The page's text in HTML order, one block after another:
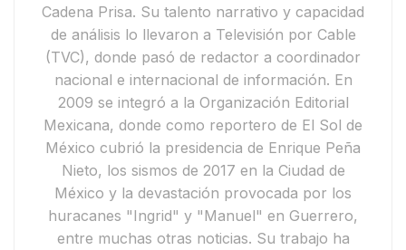
Cadena Prisa. Su talento narrativo y capacidad
de análisis lo llevaron a Televisión por Cable
(TVC), donde pasó de redactor a coordinador
nacional e internacional de información. En
2009 se integró a la Organización Editorial
Mexicana, donde como reportero de El Sol de
México cubrió la presidencia de Enrique Peña
Nieto, los sismos de 2017 en la Ciudad de
México y la devastación provocada por los
huracanes "Ingrid" y "Manuel" en Guerrero,
entre muchas otras noticias. Su trabajo ha